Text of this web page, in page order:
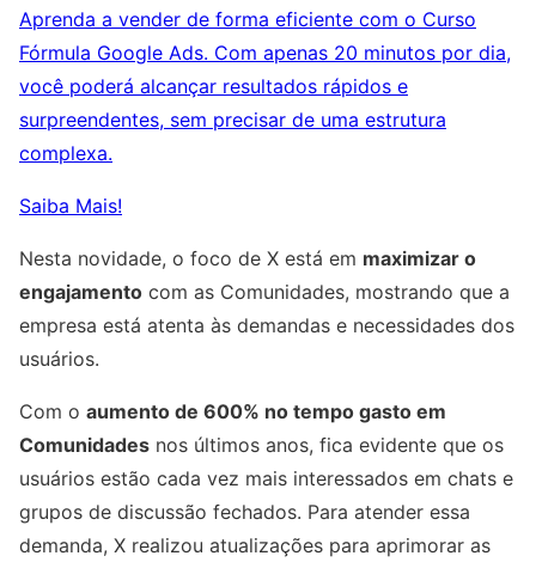
Aprenda a vender de forma eficiente com o Curso
Fórmula Google Ads. Com apenas 20 minutos por dia,
você poderá alcançar resultados rápidos e
surpreendentes, sem precisar de uma estrutura
complexa.
Saiba Mais!
Nesta novidade, o foco de X está em maximizar o
engajamento com as Comunidades, mostrando que a
empresa está atenta às demandas e necessidades dos
usuários.
Com o aumento de 600% no tempo gasto em
Comunidades nos últimos anos, fica evidente que os
usuários estão cada vez mais interessados em chats e
grupos de discussão fechados. Para atender essa
demanda, X realizou atualizações para aprimorar as